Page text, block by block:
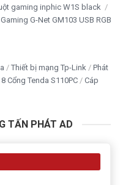
gaming inphic W1S black
G-Net GM103 USB RGB
Thiết bị mạng Tp-Link
Phát
Cổng Tenda S110PC
Cáp
TẤN PHÁT AD